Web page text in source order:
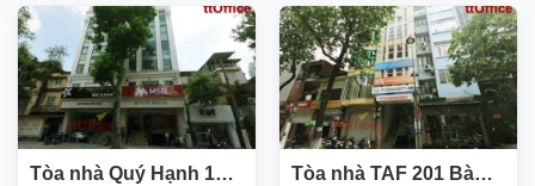
m2 m2
Tòa nhà Quý Hạnh 165
Tòa nhà TAF 201 Bà